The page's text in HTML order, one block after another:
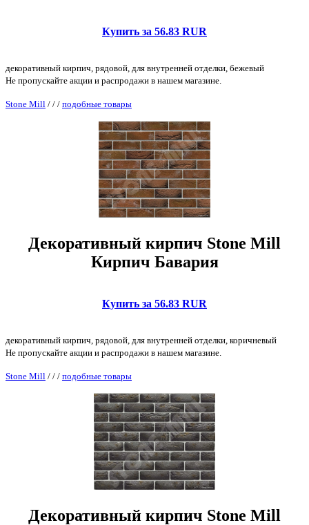
Купить за 56.83 RUR
декоративный кирпич, рядовой, для внутренней отделки, бежевый
Не пропускайте акции и распродажи в нашем магазине.
Stone Mill / / / подобные товары
Декоративный кирпич Stone Mill
Кирпич Бавария
Купить за 56.83 RUR
декоративный кирпич, рядовой, для внутренней отделки, коричневый
Не пропускайте акции и распродажи в нашем магазине.
Stone Mill / / / подобные товары
Декоративный кирпич Stone Mill